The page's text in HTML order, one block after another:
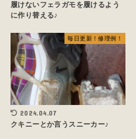
履けないフェラガモを履けるよう
に作り替える♪
毎日更新！修理例！
2024.04.07
クキニーとか言うスニーカー♪